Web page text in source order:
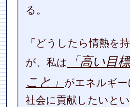
る。
「どうしたら情熱を
が、私は
「高い目
こと」 がエネルギ
社会に貢献したいと